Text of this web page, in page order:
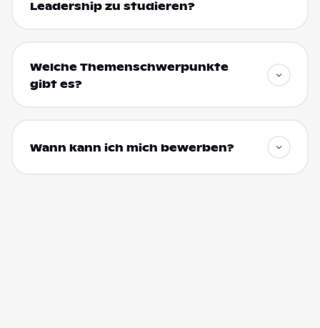
Leadership zu studieren?
Welche Themenschwerpunkte
gibt es?
Wann kann ich mich bewerben?